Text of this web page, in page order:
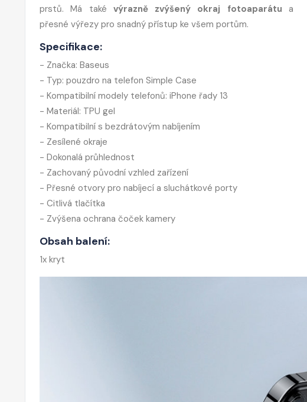
prstů. Má také výrazně zvýšený okraj fotoaparátu a
přesné výřezy pro snadný přístup ke všem portům.
Specifikace:
- Značka: Baseus
- Typ: pouzdro na telefon Simple Case
- Kompatibilní modely telefonů: iPhone řady 13
- Materiál: TPU gel
- Kompatibilní s bezdrátovým nabíjením
- Zesílené okraje
- Dokonalá průhlednost
- Zachovaný původní vzhled zařízení
- Přesné otvory pro nabíjecí a sluchátkové porty
- Citlivá tlačítka
- Zvýšena ochrana čoček kamery
Obsah balení:
1x kryt